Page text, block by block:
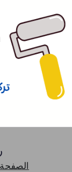
الصفحة